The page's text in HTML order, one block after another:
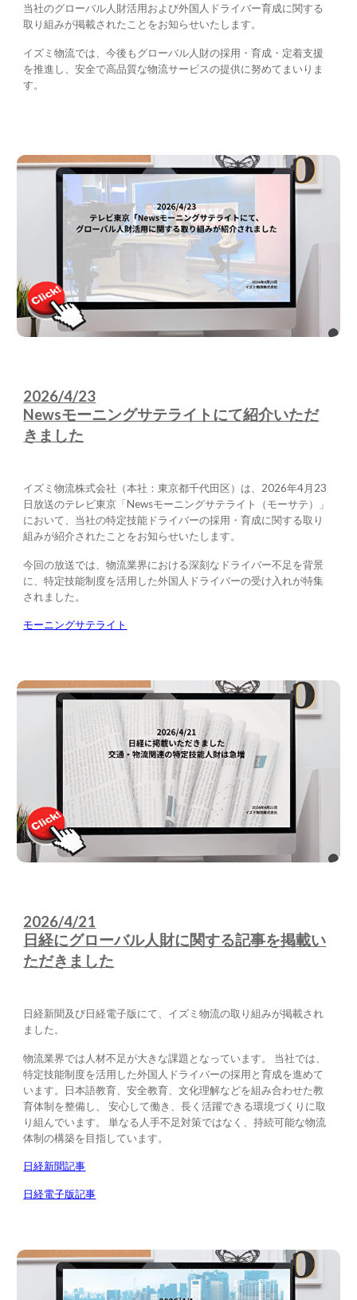
当社のグローバル人財活用および外国人ドライバー育成に関する
取り組みが掲載されたことをお知らせいたします。
イズミ物流では、今後もグローバル人財の採用・育成・定着支援
を推進し、安全で高品質な物流サービスの提供に努めてまいりま
す。
2026/4/23
Newsモーニングサテライトにて紹介いただ
きました
イズミ物流株式会社（本社：東京都千代田区）は、2026年4月23
日放送のテレビ東京「Newsモーニングサテライト（モーサテ）」
において、当社の特定技能ドライバーの採用・育成に関する取り
組みが紹介されたことをお知らせいたします。
今回の放送では、物流業界における深刻なドライバー不足を背景
に、特定技能制度を活用した外国人ドライバーの受け入れが特集
されました。
モーニングサテライト
2026/4/21
日経にグローバル人財に関する記事を掲載い
ただきました
日経新聞及び日経電子版にて、イズミ物流の取り組みが掲載され
ました。
物流業界では人材不足が大きな課題となっています。 当社では、
特定技能制度を活用した外国人ドライバーの採用と育成を進めて
います。日本語教育、安全教育、文化理解などを組み合わせた教
育体制を整備し、 安心して働き、長く活躍できる環境づくりに取
り組んでいます。 単なる人手不足対策ではなく、持続可能な物流
体制の構築を目指しています。
日経新聞記事
日経電子版記事